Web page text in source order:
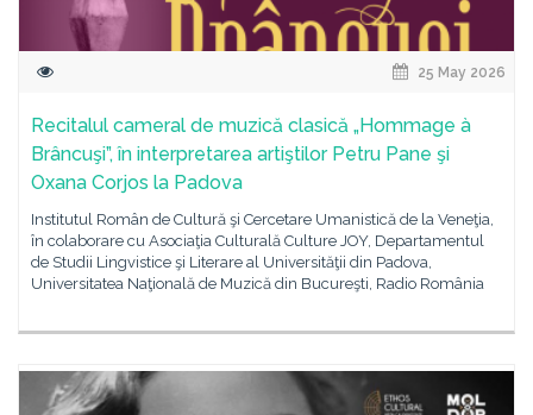
25 May 2026
Recitalul cameral de muzică clasică „Hommage à
Brâncuşi”, în interpretarea artiştilor Petru Pane şi
Oxana Corjos la Padova
Institutul Român de Cultură şi Cercetare Umanistică de la Veneţia,
în colaborare cu Asociaţia Culturală Culture JOY, Departamentul
de Studii Lingvistice şi Literare al Universităţii din Padova,
Universitatea Naţională de Muzică din Bucureşti, Radio România